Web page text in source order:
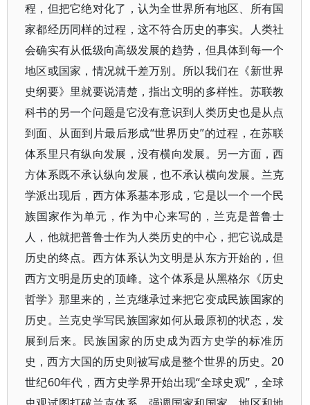
程，但把它绝对化了，认为全世界所有地区、所有国
家都经历同样的过程，这不符合历史的事实。人类社
会确实有从低级向高级发展的趋势，但具体到每一个
地区或国家，情况就千差万别。所以我们在《新世界
史纲要》里就要说清楚，指出文明的多样性。苏联教
科书的另一个问题是它没有意识到人类历史也是从点
到面、从面到片最后形成“世界历史”的过程，在苏联
体系里只有纵向发展，没有横向发展。另一方面，西
方体系既不承认纵向发展，也不承认横向发展。兰克
学派出现后，西方体系基本形成，它是以一个一个民
族国家作为单元，作为中心来写的，兰克是普鲁士
人，他就把普鲁士作为人类历史的中心，把它说成是
历史的终点。西方体系认为文明是从东方开始的，但
西方文明是历史的顶峰。这个体系是从黑格尔《历史
哲学》那里来的，兰克继承过来把它变成民族国家的
历史。兰克史学写民族国家如何从最原初的状态，发
展到后来。民族国家的历史成为西方史学的标准历
史，西方大国的历史则被写成是整个世界的历史。20
世纪60年代，西方史学界开始出现“全球史观”，全球